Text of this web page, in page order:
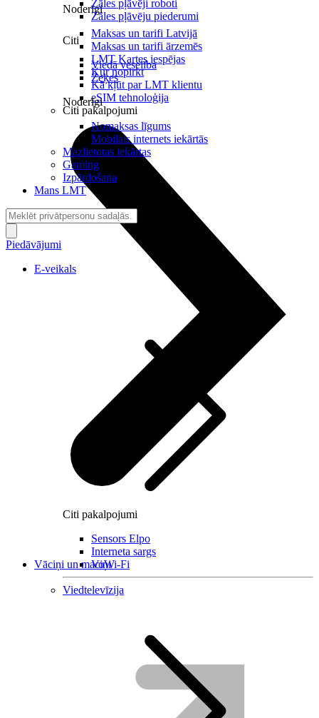
Noderīgi
Maksas un tarifi Latvijā
Maksas un tarifi ārzemēs
LMT Kartes iespējas
Kur nopirkt
Kā kļūt par LMT klientu
eSIM tehnoloģija
Citi pakalpojumi
Citi pakalpojumi
Sensors Elpo
Interneta sargs
VoWi-Fi
Viedtelevīzija
Zāles pļāvēji roboti
Zāles pļāvēju piederumi
Citi
Viedā veselība
Zeķes
Noderīgi
Nomaksas līgums
Mobilais internets iekārtās
Mazlietotas iekārtas
Gaming
Izpārdošana
Mans LMT
Piedāvājumi
E-veikals
Vāciņi un maciņi